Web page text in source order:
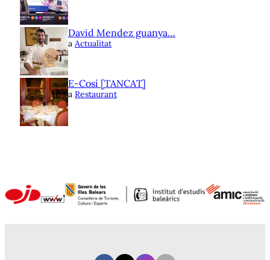
David Mendez guanya…
a Actualitat
E-Cosí [TANCAT]
a Restaurant